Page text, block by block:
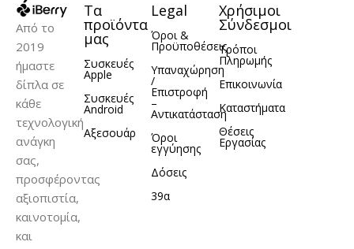
Από το
2019
ήμαστε
δίπλα σε
κάθε
τεχνολογική
ανάγκη
σας,
προσφέροντας
αξιοπιστία,
καινοτομία,
και
Τα
προϊόντα
μας
Συσκευές
Apple
Συσκευές
Android
Αξεσουάρ
Legal
Όροι &
Προϋποθέσεις
Υπαναχώρηση
/
Επιστροφή
–
Αντικατάσταση
Όροι
εγγύησης
Δόσεις
39α
Χρήσιμοι
Σύνδεσμοι
Τρόποι
Πληρωμής
Επικοινωνία
Καταστήματα
Θέσεις
Εργασίας